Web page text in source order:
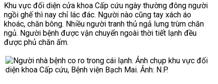
Khu vực đối diện cửa khoa Cấp cứu ngày thường đông người
ngồi ghế thì nay chỉ lác đác. Người nào cũng tay xách áo
khoác, chăn bông. Nhiều người tranh thủ ngả lưng trùm chăn
ngủ. Người bệnh được vận chuyển ngoài thời tiết lạnh đều
được phủ chăn ấm.